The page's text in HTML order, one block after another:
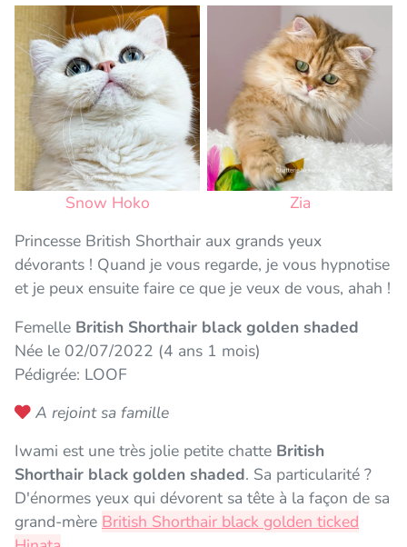
Snow Hoko
Zia
Princesse British Shorthair aux grands yeux
dévorants ! Quand je vous regarde, je vous hypnotise
et je peux ensuite faire ce que je veux de vous, ahah !
Femelle British Shorthair black golden shaded
Née le 02/07/2022 (4 ans 1 mois)
Pédigrée: LOOF
A rejoint sa famille
Iwami est une très jolie petite chatte British
Shorthair black golden shaded. Sa particularité ?
D'énormes yeux qui dévorent sa tête à la façon de sa
grand-mère British Shorthair black golden ticked